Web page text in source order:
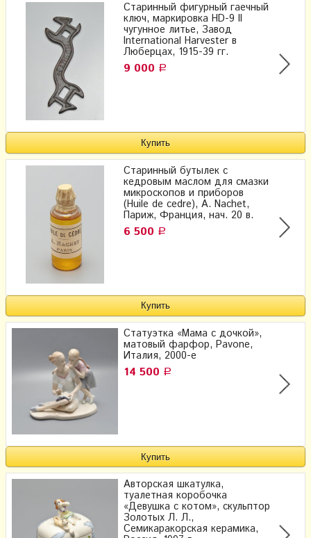
Старинный фигурный гаечный
ключ, маркировка HD-9 II
чугунное литье, Завод
International Harvester в
Люберцах, 1915-39 гг.
9 000 Р
Старинный бутылек с
кедровым маслом для смазки
микроскопов и приборов
(Huile de cedre), A. Nachet,
Париж, Франция, нач. 20 в.
6 500 Р
Статуэтка «Мама с дочкой»,
матовый фарфор, Pavone,
Италия, 2000-е
14 500 Р
Авторская шкатулка,
туалетная коробочка
«Девушка с котом», скульптор
Золотых Л. Л.,
Семикаракорская керамика,